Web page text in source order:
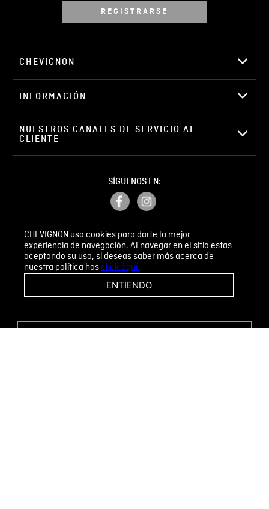
CHEVIGNON usa cookies para darte la mejor
experiencia de navegación. Al navegar en el sitio estas
aceptando su uso, si deseas saber más acerca de
nuestra política hasclick aquí.
ENTIENDO
ENVIAR COMENTARIO
REGISTRARSE
CHEVIGNON
INFORMACIÓN
NUESTROS CANALES DE SERVICIO AL
CLIENTE
SÍGUENOS EN:
PETICIONES, QUEJAS Y RECLAMOS
¡CAMBIOS Y DEVOLUCIONES FÁCILES!